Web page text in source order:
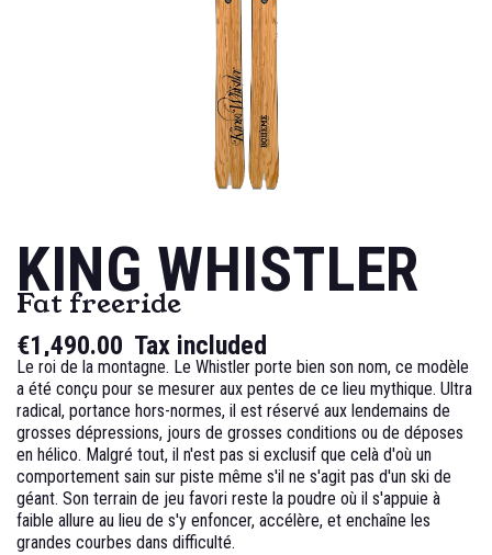
KING WHISTLER
Fat freeride
€1,490.00 Tax included
Le roi de la montagne. Le Whistler porte bien son nom, ce modèle
a été conçu pour se mesurer aux pentes de ce lieu mythique. Ultra
radical, portance hors-normes, il est réservé aux lendemains de
grosses dépressions, jours de grosses conditions ou de déposes
en hélico. Malgré tout, il n'est pas si exclusif que celà d'où un
comportement sain sur piste même s'il ne s'agit pas d'un ski de
géant. Son terrain de jeu favori reste la poudre où il s'appuie à
faible allure au lieu de s'y enfoncer, accélère, et enchaîne les
grandes courbes dans difficulté.